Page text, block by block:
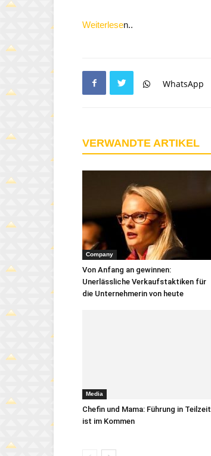
Weiterlesen..
WhatsApp
VERWANDTE ARTIKEL
Company
Von Anfang an gewinnen:
Unerlässliche Verkaufstaktiken für
die Unternehmerin von heute
Media
Chefin und Mama: Führung in Teilzeit
ist im Kommen